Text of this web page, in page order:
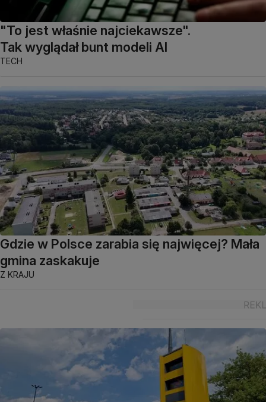
"To jest właśnie najciekawsze".
Tak wyglądał bunt modeli AI
TECH
Gdzie w Polsce zarabia się najwięcej? Mała
gmina zaskakuje
Z KRAJU